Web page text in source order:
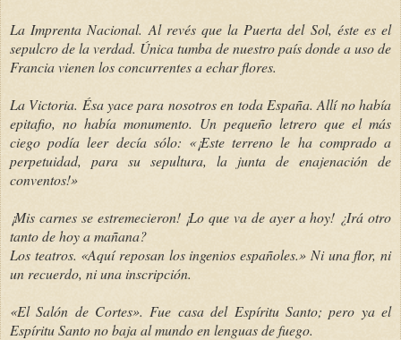
La Imprenta Nacional. Al revés que la Puerta del Sol, éste es el
sepulcro de la verdad. Única tumba de nuestro país donde a uso de
Francia vienen los concurrentes a echar flores.
La Victoria. Ésa yace para nosotros en toda España. Allí no había
epitafio, no había monumento. Un pequeño letrero que el más
ciego podía leer decía sólo: «¡Este terreno le ha comprado a
perpetuidad, para su sepultura, la junta de enajenación de
conventos!»
¡Mis carnes se estremecieron! ¡Lo que va de ayer a hoy! ¿Irá otro
tanto de hoy a mañana?
Los teatros. «Aquí reposan los ingenios españoles.» Ni una flor, ni
un recuerdo, ni una inscripción.
«El Salón de Cortes». Fue casa del Espíritu Santo; pero ya el
Espíritu Santo no baja al mundo en lenguas de fuego.